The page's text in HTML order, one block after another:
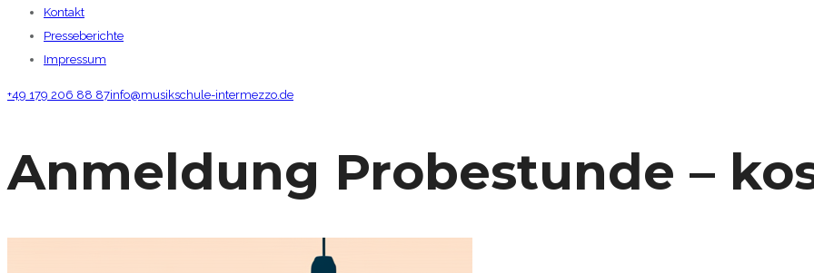
Kontakt
Presseberichte
Impressum
+49 179 206 88 87info@musikschule-intermezzo.de
Anmeldung Probestunde –